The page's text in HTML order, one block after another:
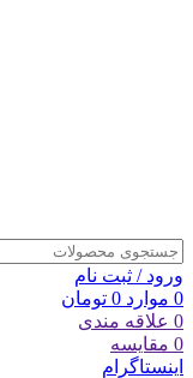
ورود / ثبت نام
0 موارد 0 تومان
0 علاقه مندی
0 مقایسه
اینستاگرام